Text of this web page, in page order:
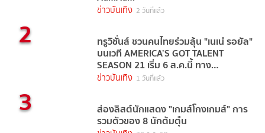
ข่าวบันเทิง 2 วันที่แล้ว
2 ทรูวิชั่นส์ ชวนคนไทยร่วมลุ้น "เนเน่ รอยัล"
บนเวที AMERICA’S GOT TALENT
SEASON 21 เริ่ม 6 ส.ค.นี้ ทาง
TrueVisions NOW
ข่าวบันเทิง 1 วันที่แล้ว
3 ส่องลิสต์นักแสดง "เกมส์โกงเกมส์" การ
รวมตัวของ 8 นักต้มตุ๋น